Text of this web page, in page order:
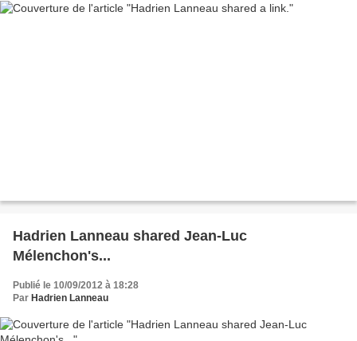
Hadrien Lanneau shared Jean-Luc
Mélenchon's...
Publié le 10/09/2012 à 18:28
Par Hadrien Lanneau